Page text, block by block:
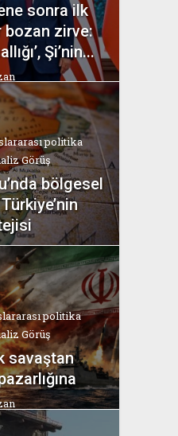
sonra ilk
bozan zirve:
Şi’nin...
Ak
politika
Görüş
bölgesel
Ak
politika
Görüş
savaştan
Ak